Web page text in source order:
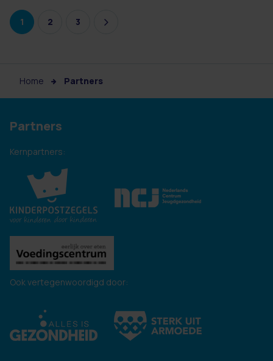
1 2 3
Home Partners
Partners
Kernpartners:
Ook vertegenwoordigd door: